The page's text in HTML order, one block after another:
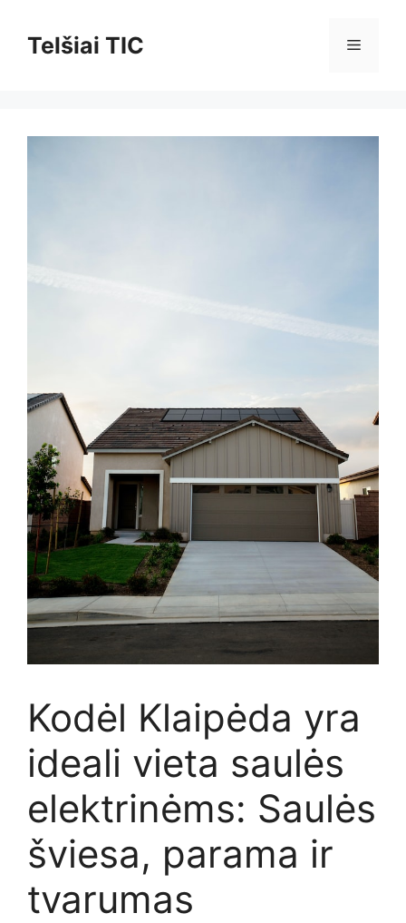
turinioTelšiai TIC Meniu
Kodėl Klaipėda yra
ideali vieta saulės
elektrinėms: Saulės
šviesa, parama ir
tvarumas